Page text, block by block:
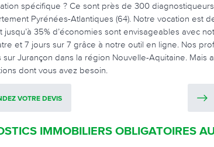
spécifique ? Ce sont près de 300
Pyrénées-Atlantiques (64). Notre vocation est
jusqu’à 35% d’économies sont envisageables avec
et 7 jours sur 7 grâce à notre outil en ligne. Nos
Jurançon dans la région Nouvelle-Aquitaine. Mais
dont vous avez besoin.
VOTRE DEVIS
IMMOBILIERS OBLIGATOIRES